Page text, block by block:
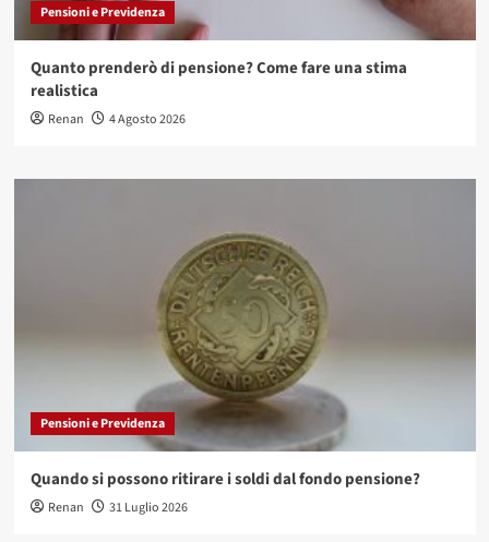
Pensioni e Previdenza
Quanto prenderò di pensione? Come fare una stima
realistica
Renan 4 Agosto 2026
Pensioni e Previdenza
Quando si possono ritirare i soldi dal fondo pensione?
Renan 31 Luglio 2026